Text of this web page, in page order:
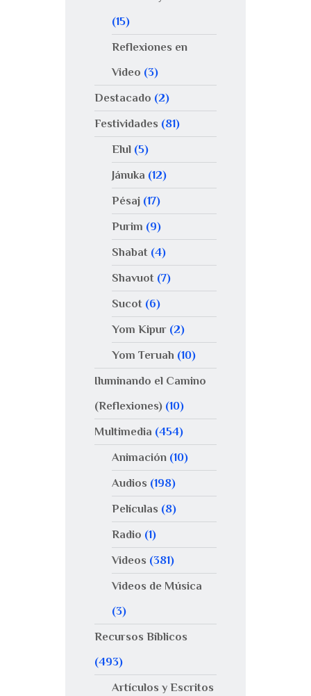
(15)
Reflexiones en
Video (3)
Destacado (2)
Festividades (81)
Elul(5)
Jánuka (12)
Pésaj(17)
Purim (9)
Shabat(4)
Shavuot(7)
Sucot(6)
Yom Kipur(2)
Yom Teruah (10)
Iluminando el Camino
(Reflexiones) (10)
Multimedia (454)
Animación(10)
Audios (198)
Películas (8)
Radio (1)
Videos (381)
Videos de Música
(3)
Recursos Bíblicos
(493)
Artículos y Escritos